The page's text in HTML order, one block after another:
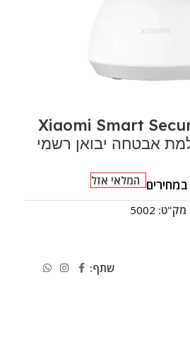
Xiaomi Smart
המלאי אזל
מק"ט: 5002
שתף: